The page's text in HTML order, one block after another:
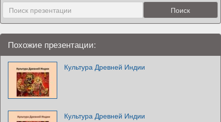
Похожие презентации:
Культура Древней Индии
Культура Древней Индии